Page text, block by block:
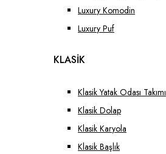
Luxury Komodin
Luxury Puf
KLASİK
Klasik Yatak Odası Takımı
Klasik Dolap
Klasik Karyola
Klasik Başlık